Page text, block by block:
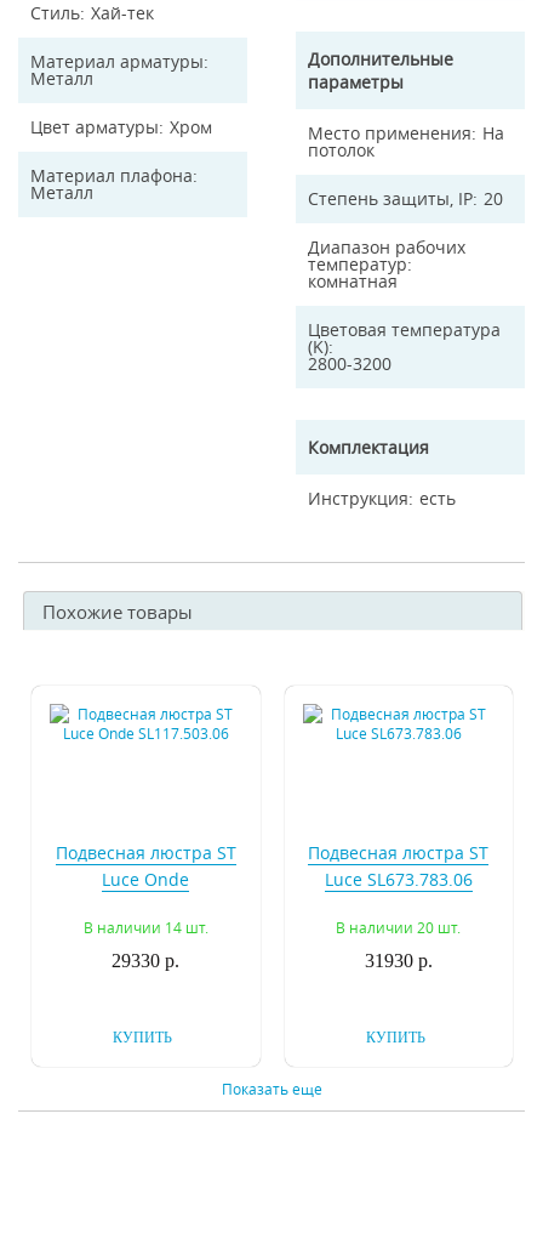
Стиль Хай-тек
Материал арматуры
Металл
Цвет арматуры Хром
Материал плафона
Металл
Дополнительные
параметры
Место применения На
потолок
Степень защиты, IP 20
Диапазон рабочих
температур
комнатная
Цветовая температура
(K)
2800-3200
Комплектация
Инструкция есть
Похожие товары
Подвесная люстра ST
Luce Onde
В наличии 14 шт.
29330 р.
КУПИТЬ
Подвесная люстра ST
Luce SL673.783.06
В наличии 20 шт.
31930 р.
КУПИТЬ
Показать еще